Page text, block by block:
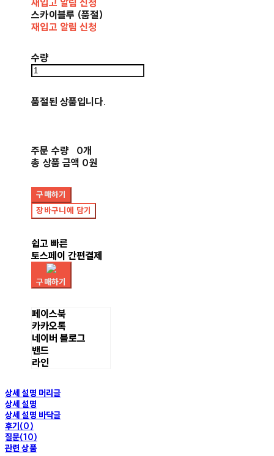
재입고 알림 신청
스카이블루 (품절)
재입고 알림 신청
수량
품절된 상품입니다.
주문 수량
0개
총 상품 금액 0원
구매하기
장바구니에 담기
쉽고 빠른
토스페이 간편결제
구매하기
페이스북
카카오톡
네이버 블로그
밴드
라인
상세 설명 머리글
상세 설명
상세 설명 바닥글
후기(0)
질문(10)
관련 상품